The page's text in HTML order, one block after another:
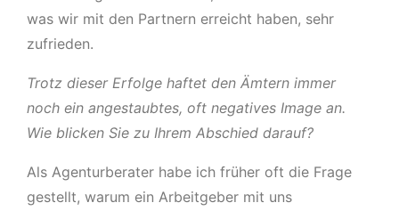
was wir mit den Partnern erreicht haben, sehr
zufrieden.
Trotz dieser Erfolge haftet den Ämtern immer
noch ein angestaubtes, oft negatives Image an.
Wie blicken Sie zu Ihrem Abschied darauf?
Als Agenturberater habe ich früher oft die Frage
gestellt, warum ein Arbeitgeber mit uns